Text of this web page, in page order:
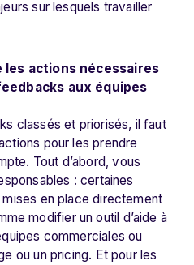
sur lesquels travailler
les actions nécessaires
aux équipes
classés et priorisés, il faut
pour les prendre
Tout d’abord, vous
: certaines
en place directement
modifier un outil d’aide à
commerciales ou
ou un pricing. Et pour les